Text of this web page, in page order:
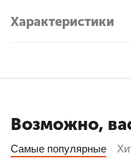
Характеристики
Возможно,
Самые популярные